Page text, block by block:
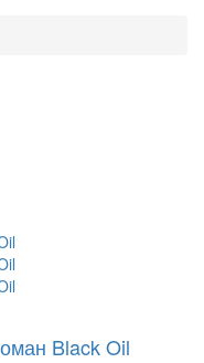
Black Oil